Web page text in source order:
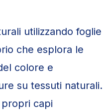
utilizzando foglie
che esplora le
colore e
su tessuti naturali.
capi